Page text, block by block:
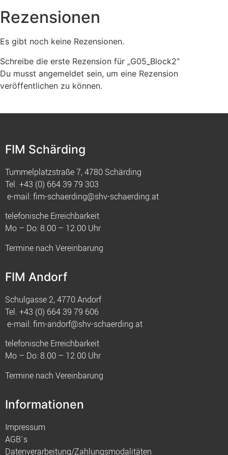
Rezensionen
Es gibt noch keine Rezensionen.
Schreibe die erste Rezension für „G05_Block2“
Du musst angemeldet sein, um eine Rezension
veröffentlichen zu können.
FIM Schärding
Tummelplatzstraße 7, 4780 Schärding
Tel. +43 (0) 664 39 79 303
e-mail:fim-schaerding@shv-schaerding.at
telefonische Erreichbarkeit
Mo – Do: 8.00 – 12.00 Uhr
Termine nach Vereinbarung
FIM Andorf
Schulgasse 2, 4770 Andorf
Tel. +43 (0) 664 39 79 606
e-mail:fim-andorf@shv-schaerding.at
telefonische Erreichbarkeit
Mo – Do: 8.00 – 12.00 Uhr
Termine nach Vereinbarung
Informationen
Impressum
AGB`s
Datenverarbeitung/Zahlungsmodalitäten